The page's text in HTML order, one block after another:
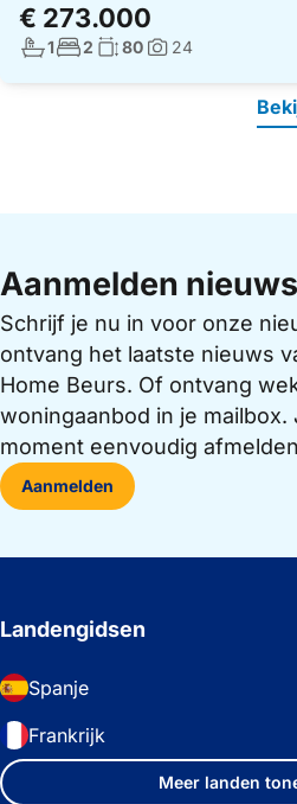
€ 273.000
Aantal badkamers:
1Aantal slaapkamers:
2 Woonoppervlakte:
80Foto's:
24
Aanmelden
Schrijf je nu in voor onze
ontvang het laatste nieuws
Home Beurs. Of ontvang
woningaanbod in je mailbox.
moment eenvoudig
Aanmelden
Landengidsen
Spanje
Frankrijk
Meer landen